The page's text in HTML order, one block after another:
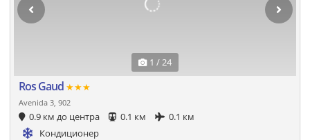
1 / 24
Ros Gaud ★★★
Avenida 3, 902
0.9 км до центра 0.1 км
0.1 км
Кондиционер